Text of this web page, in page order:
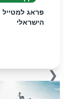
❮
פראג למטייל
הישראלי